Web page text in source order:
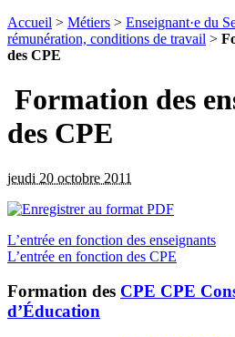
Accueil > Métiers > Enseignant·e du
rémunération, conditions de travail >
des CPE
Formation des
des CPE
jeudi 20 octobre 2011
L’entrée en fonction des enseignants
L’entrée en fonction des CPE
Formation des CPE CPE
d’Éducation